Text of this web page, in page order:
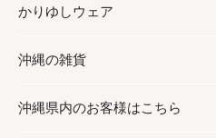
レトルト食品
乾物／粉類
お酢／ドレッシング
しょうゆ
みそ
ちんすこう
伝統菓子
スナック
泡盛
ビール・チューハイ
ワイン・ウィスキー・カクテル
コスメ
スキンケア
ボディケア
かりゆしウェア
かりゆしウェア
メンズ
沖縄の雑貨
雑貨
沖縄県内のお客様はこちら